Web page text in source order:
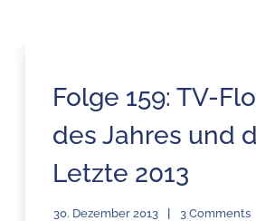
Folge 159: TV-
des Jahres und
Letzte 2013
30. Dezember 2013 3 Comments